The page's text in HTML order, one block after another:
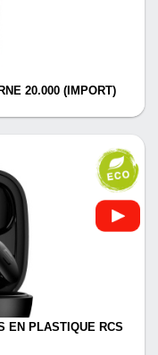
20.000 (IMPORT)
EN PLASTIQUE RCS